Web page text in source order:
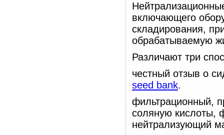
включающего
складирования,
обрабатываемую
Различают три
честный отзыв о
seed bank.
фильтрационный,
соляную кислоты,
нейтрализующий